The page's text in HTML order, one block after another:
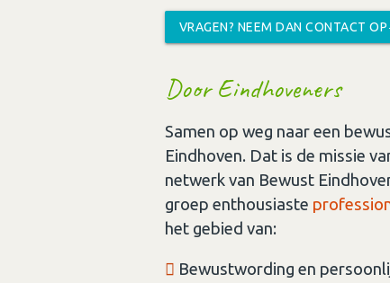
VRAGEN? NEEM DAN CONTACT
Door Eindhoveners
Samen op weg naar een
Eindhoven. Dat is de missie
netwerk van Bewust
groep enthousiaste
het gebied van:
Bewustwording en